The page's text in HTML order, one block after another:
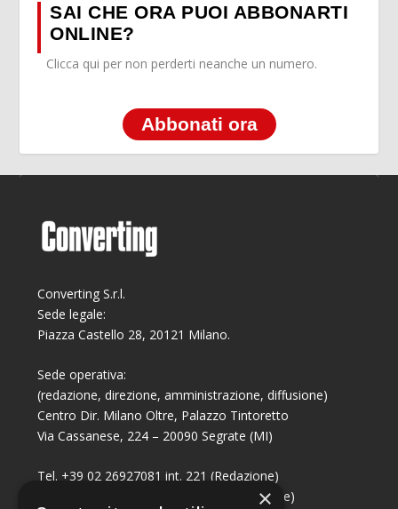
SAI CHE ORA PUOI ABBONARTI
ONLINE?
Clicca qui per non perderti neanche un numero.
Abbonati ora
Converting S.r.l.
Sede legale:
Piazza Castello 28, 20121 Milano.
Sede operativa:
(redazione, direzione, amministrazione, diffusione)
Centro Dir. Milano Oltre, Palazzo Tintoretto
Via Cassanese, 224 – 20090 Segrate (MI)
Tel. +39 02 26927081 int. 221 (Redazione)
Tel. +39 02 26927081 int. 224 (Commerciale)
×